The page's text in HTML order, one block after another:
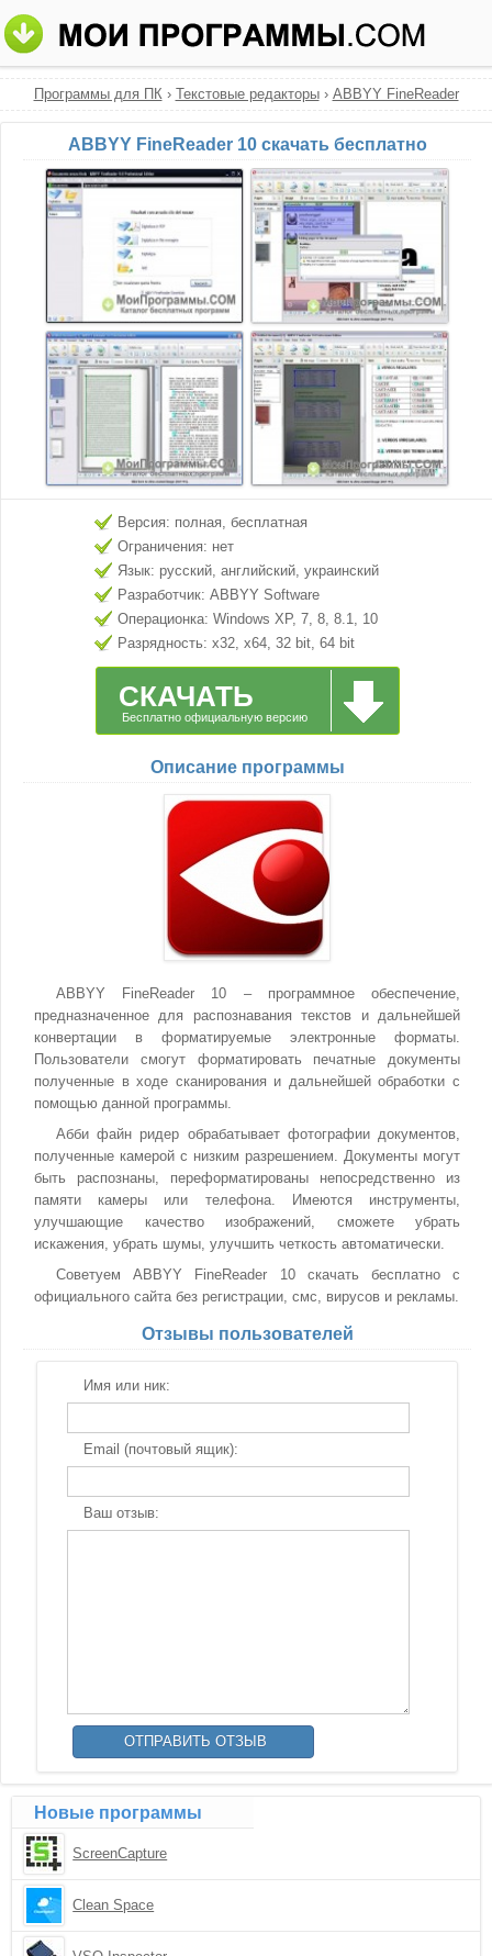
Программы для ПК› Текстовые редакторы› ABBYY FineReader
ABBYY FineReader 10 скачать бесплатно
Версия: полная, бесплатная
Ограничения: нет
Язык: русский, английский, украинский
Разработчик: ABBYY Software
Операционка: Windows XP, 7, 8, 8.1, 10
Разрядность: x32, x64, 32 bit, 64 bit
СКАЧАТЬ
Бесплатно официальную версию
Описание программы
ABBYY FineReader 10 – программное обеспечение,
предназначенное для распознавания текстов и дальнейшей
конвертации в форматируемые электронные форматы.
Пользователи смогут форматировать печатные документы
полученные в ходе сканирования и дальнейшей обработки с
помощью данной программы.
Абби файн ридер обрабатывает фотографии документов,
полученные камерой с низким разрешением. Документы могут
быть распознаны, переформатированы непосредственно из
памяти камеры или телефона. Имеются инструменты,
улучшающие качество изображений, сможете убрать
искажения, убрать шумы, улучшить четкость автоматически.
Советуем ABBYY FineReader 10 скачать бесплатно с
официального сайта без регистрации, смс, вирусов и рекламы.
Отзывы пользователей
Имя или ник:
Email (почтовый ящик):
Ваш отзыв:
Новые программы
ScreenCapture
Clean Space